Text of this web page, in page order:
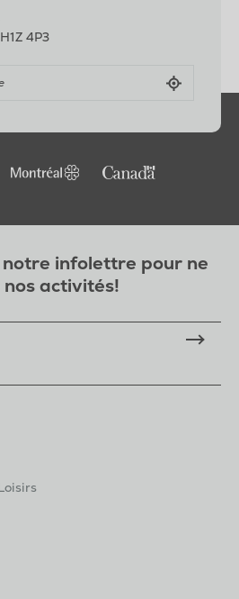
4P3
infolettre pour ne
activités!